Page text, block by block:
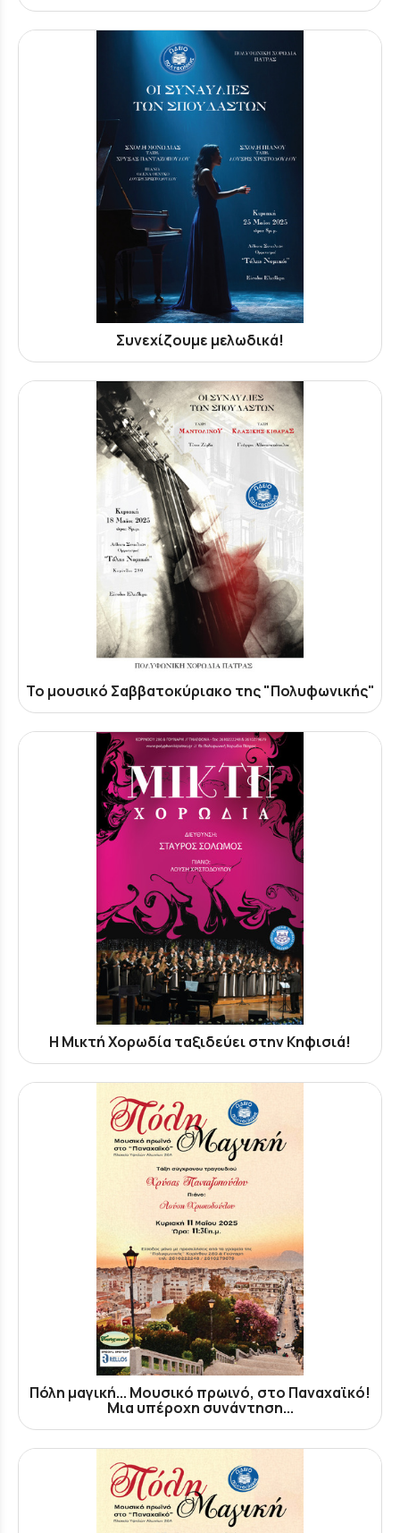
Συνεχίζουμε μελωδικά!
Το μουσικό Σαββατοκύριακο της "Πολυφωνικής"
Η Μικτή Χορωδία ταξιδεύει στην Κηφισιά!
Πόλη μαγική... Μουσικό πρωινό, στο Παναχαϊκό!
Μια υπέροχη συνάντηση...